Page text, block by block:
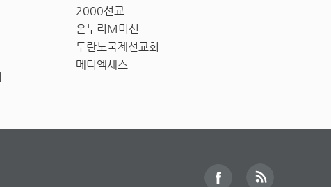
2000선교
온누리M미션
두란노국제선교회
메디엑세스